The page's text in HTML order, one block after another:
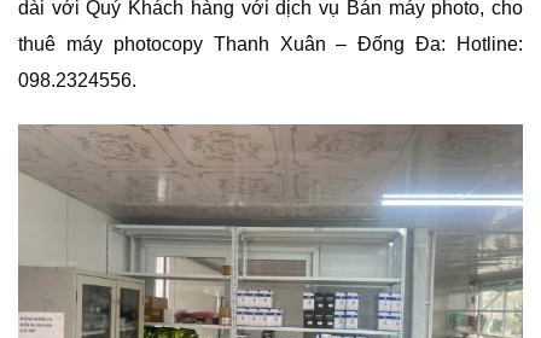
dài với Quý Khách hàng với dịch vụ Bán máy photo, cho
thuê máy photocopy Thanh Xuân – Đống Đa: Hotline:
098.2324556.